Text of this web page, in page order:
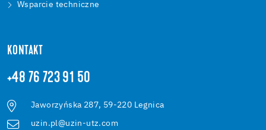
Wsparcie techniczne
KONTAKT
+48 76 723 91 50
Jaworzyńska 287, 59-220 Legnica
uzin.pl@uzin-utz.com